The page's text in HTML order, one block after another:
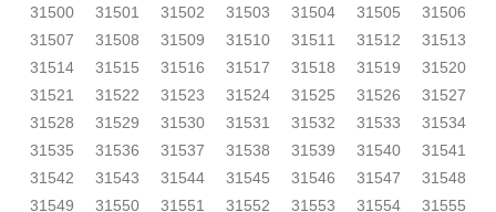
31500
31501 31502 31503 31504 31505
31506
31507
31508 31509 31510 31511 31512
31513
31514
31515 31516 31517 31518 31519
31520
31521
31522 31523 31524 31525 31526
31527
31528
31529 31530 31531 31532 31533
31534
31535
31536 31537 31538 31539 31540
31541
31542
31543 31544 31545 31546 31547
31548
31549
31550 31551 31552 31553 31554
31555